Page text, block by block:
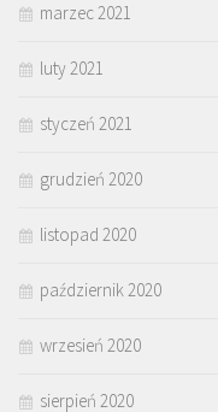
marzec 2021
luty 2021
styczeń 2021
grudzień 2020
listopad 2020
październik 2020
wrzesień 2020
sierpień 2020